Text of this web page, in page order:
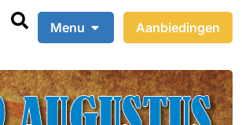
Menu Aanbiedingen